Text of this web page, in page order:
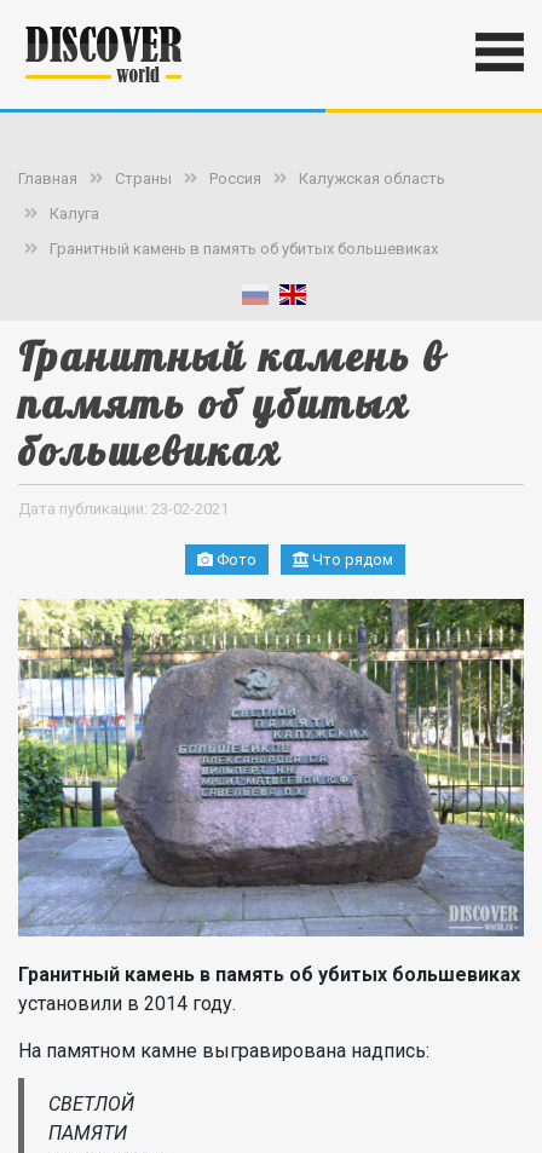
Главная Страны Россия
Калужская область
Калуга
Гранитный камень в память об убитых большевиках
Гранитный камень в
память об убитых
большевиках
Дата публикации: 23-02-2021
Фото Что рядом
Гранитный камень в память об убитых большевиках
установили в 2014 году.
На памятном камне выгравирована надпись:
СВЕТЛОЙ
ПАМЯТИ